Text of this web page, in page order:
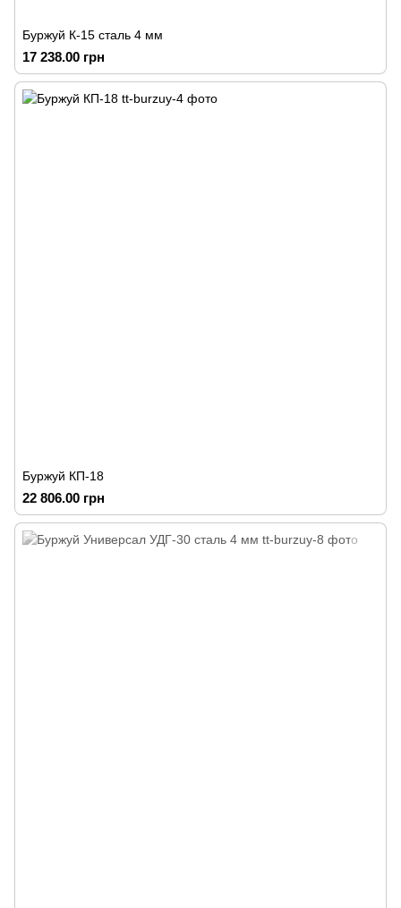
Буржуй К-15 сталь 4 мм
17 238.00 грн
Буржуй КП-18
22 806.00 грн